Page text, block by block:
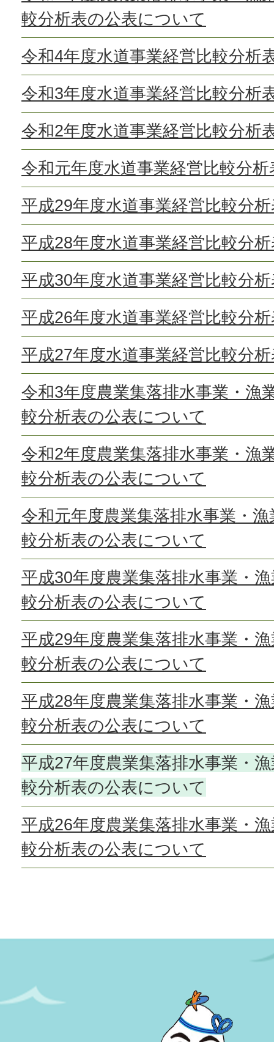
較分析表の公表について
令和4年度水道事業経営比較分析
令和3年度水道事業経営比較分析
令和2年度水道事業経営比較分析
令和元年度水道事業経営比較分
平成29年度水道事業経営比較分
平成28年度水道事業経営比較分
平成30年度水道事業経営比較分
平成26年度水道事業経営比較分
平成27年度水道事業経営比較分
令和3年度農業集落排水事業・漁
較分析表の公表について
令和2年度農業集落排水事業・漁
較分析表の公表について
令和元年度農業集落排水事業・
較分析表の公表について
平成30年度農業集落排水事業・
較分析表の公表について
平成29年度農業集落排水事業・
較分析表の公表について
平成28年度農業集落排水事業・
較分析表の公表について
平成27年度農業集落排水事業・
較分析表の公表について
平成26年度農業集落排水事業・
較分析表の公表について